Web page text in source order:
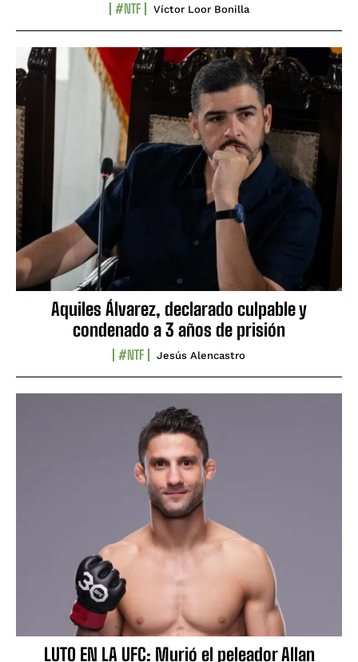
#NTF Víctor Loor Bonilla
Aquiles Álvarez, declarado culpable y
condenado a 3 años de prisión
#NTF Jesús Alencastro
LUTO EN LA UFC: Murió el peleador Allan